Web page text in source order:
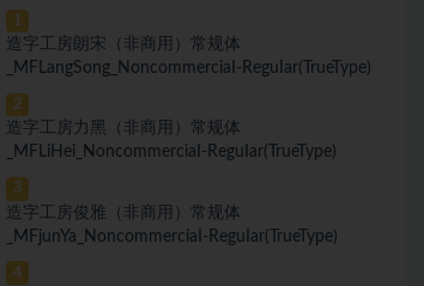
1
造字工房朗宋（非商用）常规体
_MFLangSong_NoncommerciaI-ReguIar(TrueType)
2
造字工房力黑（非商用）常规体
_MFLiHei_NoncommerciaI-ReguIar(TrueType)
3
造字工房俊雅（非商用）常规体
_MFjunYa_NoncommerciaI-ReguIar(TrueType)
4